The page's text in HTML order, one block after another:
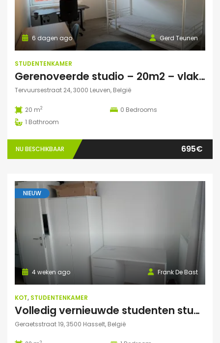
Gerd Teunen
6 dagen ago
STUDENTENKAMER
Gerenoveerde studio – 20m2 – vlakbij campus Gasthuisberg
Tervuursestraat 24, 3000 Leuven, België
20 m2 0 Bedrooms
1 Bathroom
NU BESCHIKBAAR 695€
NIEUW
Frank De Bast
4 weken ago
KOT, STUDENTENKAMER
Volledig vernieuwde studenten studio te huur
Geraetsstraat 19, 3500 Hasselt, België